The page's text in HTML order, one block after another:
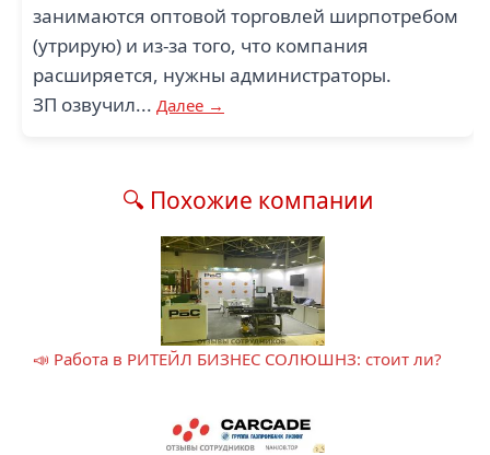
занимаются оптовой торговлей ширпотребом
(утрирую) и из-за того, что компания
расширяется, нужны администраторы.
ЗП озвучил... Далее →
🔍 Похожие компании
📣 Работа в РИТЕЙЛ БИЗНЕС СОЛЮШНЗ: стоит ли?